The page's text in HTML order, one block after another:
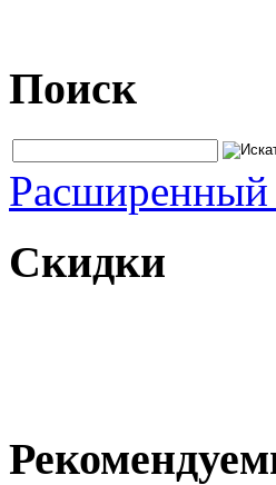
Поиск
Расширенный
Скидки